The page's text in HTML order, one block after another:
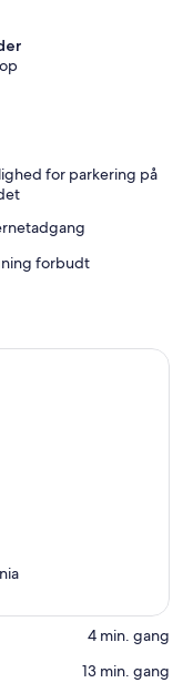
for parkering på
forbudt
‪4 min. gang‬
‪13 min. gang‬